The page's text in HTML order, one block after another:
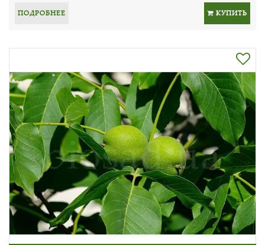
ПОДРОБНЕЕ КУПИТЬ